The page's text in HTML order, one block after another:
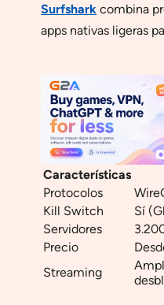
Surfshark combina
apps nativas ligeras
Características
Protocolos
Kill Switch
Sí
Servidores
Precio
Streaming